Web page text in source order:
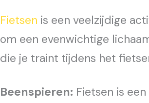
Fietsen is een veelzijdige
om een evenwichtige
die je traint tijdens het
Beenspieren: Fietsen is